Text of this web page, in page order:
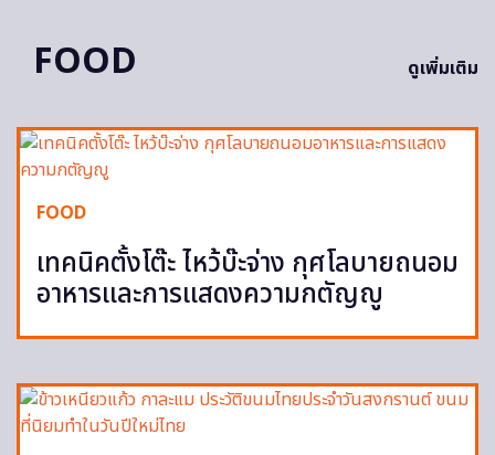
FOOD ดูเพิ่มเติม
FOOD
เทคนิคตั้งโต๊ะ ไหว้บ๊ะจ่าง กุศโลบายถนอม
อาหารและการแสดงความกตัญญู